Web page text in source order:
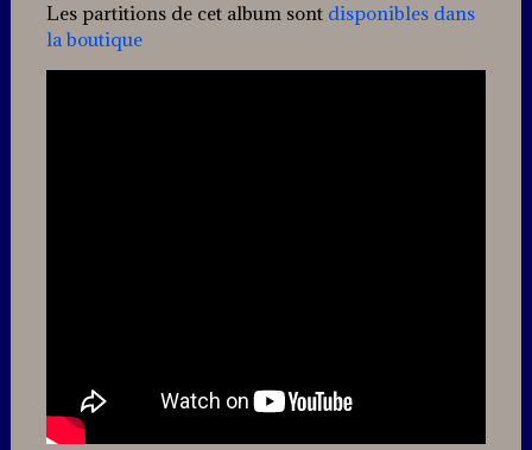
Les partitions de cet album sont disponibles dans
la boutique